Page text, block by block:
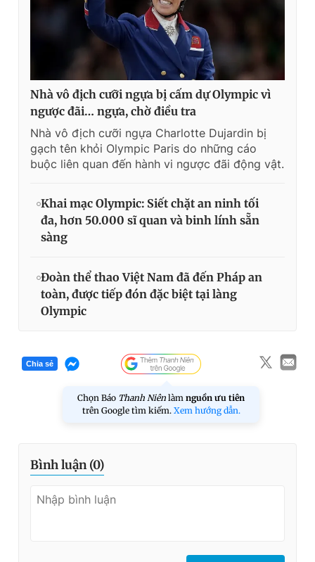
Nhà vô địch cưỡi ngựa bị cấm dự Olympic vì
ngược đãi… ngựa, chờ điều tra
Nhà vô địch cưỡi ngựa Charlotte Dujardin bị
gạch tên khỏi Olympic Paris do những cáo
buộc liên quan đến hành vi ngược đãi động vật.
Khai mạc Olympic: Siết chặt an ninh tối
đa, hơn 50.000 sĩ quan và binh lính sẵn
sàng
Đoàn thể thao Việt Nam đã đến Pháp an
toàn, được tiếp đón đặc biệt tại làng
Olympic
Chia sẻ
Chọn Báo Thanh Niên làm nguồn ưu tiên
trên Google tìm kiếm. Xem hướng dẫn.
Bình luận (0)